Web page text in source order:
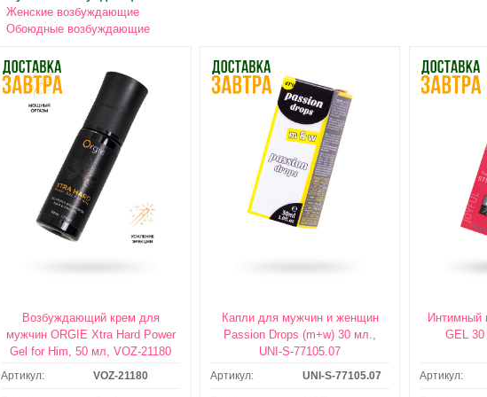
Женские возбуждающие
Обоюдные возбуждающие
Возбуждающий крем для
мужчин ORGIE Xtra Hard Power
Gel for Him, 50 мл, VOZ-21180
Артикул: VOZ-21180
Капли для мужчин и женщин
Passion Drops (m+w) 30 мл.,
UNI-S-77105.07
Артикул: UNI-S-77105.07
Интимный
GEL
Артикул: